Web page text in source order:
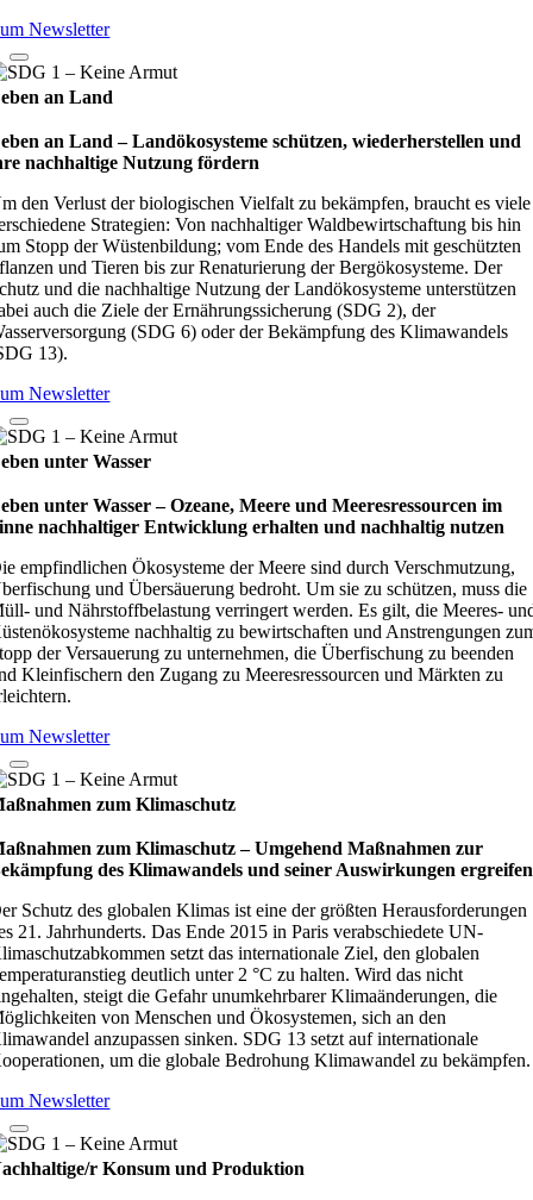
Newsletter
an Land
an Land – Lan­d­öko­sys­teme schüt­zen, wie­der­her­stel­len und
nach­hal­tige Nut­zung för­dern
den Verlust der biologischen Vielfalt zu bekämpfen, braucht es viele
Strategien: Von nachhaltiger Waldbewirtschaftung bis hin
Stopp der Wüstenbildung; vom Ende des Handels mit geschützten
und Tieren bis zur Renaturierung der Bergökosysteme. Der
und die nachhaltige Nutzung der Landökosysteme unterstützen
auch die Ziele der Ernährungssicherung (SDG 2), der
(SDG 6) oder der Bekämpfung des Klimawandels
13).
Newsletter
unter Wasser
unter Wasser – Oze­ane, Meere und Mee­res­res­sour­cen im
nach­hal­ti­ger Ent­wick­lung erhal­ten und nach­hal­tig nut­zen
empfindlichen Ökosysteme der Meere sind durch Verschmutzung,
und Übersäuerung bedroht. Um sie zu schützen, muss die
und Nährstoffbelastung verringert werden. Es gilt, die Meeres-
nachhaltig zu bewirtschaften und Anstrengungen
der Versauerung zu unternehmen, die Überfischung zu beenden
Kleinfischern den Zugang zu Meeresressourcen und Märkten zu
Newsletter
zum Klimaschutz
zum Klimaschutz – Umge­hend Maß­nah­men zur
des Kli­ma­wan­dels und sei­ner Aus­wir­kun­gen ergrei­fen
Schutz des globalen Klimas ist eine der größten Herausforderungen
21. Jahrhunderts. Das Ende 2015 in Paris verabschiedete UN-
setzt das internationale Ziel, den globalen
deutlich unter 2 °C zu halten. Wird das nicht
steigt die Gefahr unumkehrbarer Klimaänderungen, die
von Menschen und Ökosystemen, sich an den
anzupassen sinken. SDG 13 setzt auf internationale
um die globale Bedrohung Klimawandel zu bekämpfen.
Newsletter
r Konsum und Produktion